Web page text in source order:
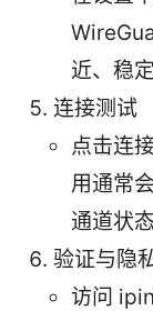
近、稳
连接测试
点击连
用通常
通道状态
验证与隐
访问